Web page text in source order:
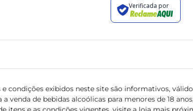
condições exibidos neste site são informativos,
de bebidas alcoólicas para menores de 18